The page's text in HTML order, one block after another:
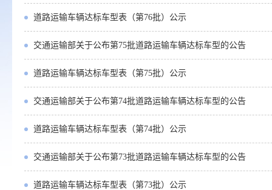
道路运输车辆达标车型表（第76批）公示
交通运输部关于公布第75批道路运输车辆达标车型的公告
道路运输车辆达标车型表（第75批）公示
交通运输部关于公布第74批道路运输车辆达标车型的公告
道路运输车辆达标车型表（第74批）公示
交通运输部关于公布第73批道路运输车辆达标车型的公告
道路运输车辆达标车型表（第73批）公示